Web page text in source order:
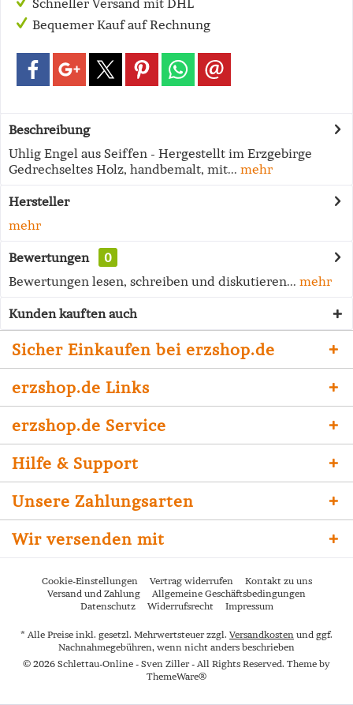
Schneller Versand mit DHL
Bequemer Kauf auf Rechnung
Beschreibung
Uhlig Engel aus Seiffen - Hergestellt im Erzgebirge
Gedrechseltes Holz, handbemalt, mit... mehr
Hersteller
mehr
Bewertungen
0
Bewertungen lesen, schreiben und diskutieren... mehr
Kunden kauften auch
Sicher Einkaufen bei erzshop.de
erzshop.de Links
erzshop.de Service
Hilfe & Support
Unsere Zahlungsarten
Wir versenden mit
Cookie-Einstellungen Vertrag widerrufen
Kontakt zu uns
Versand und Zahlung
Allgemeine Geschäftsbedingungen
Datenschutz
Widerrufsrecht Impressum
* Alle Preise inkl. gesetzl. Mehrwertsteuer zzgl. Versandkosten und ggf.
Nachnahmegebühren, wenn nicht anders beschrieben
© 2026 Schlettau-Online - Sven Ziller - All Rights Reserved. Theme by
ThemeWare®